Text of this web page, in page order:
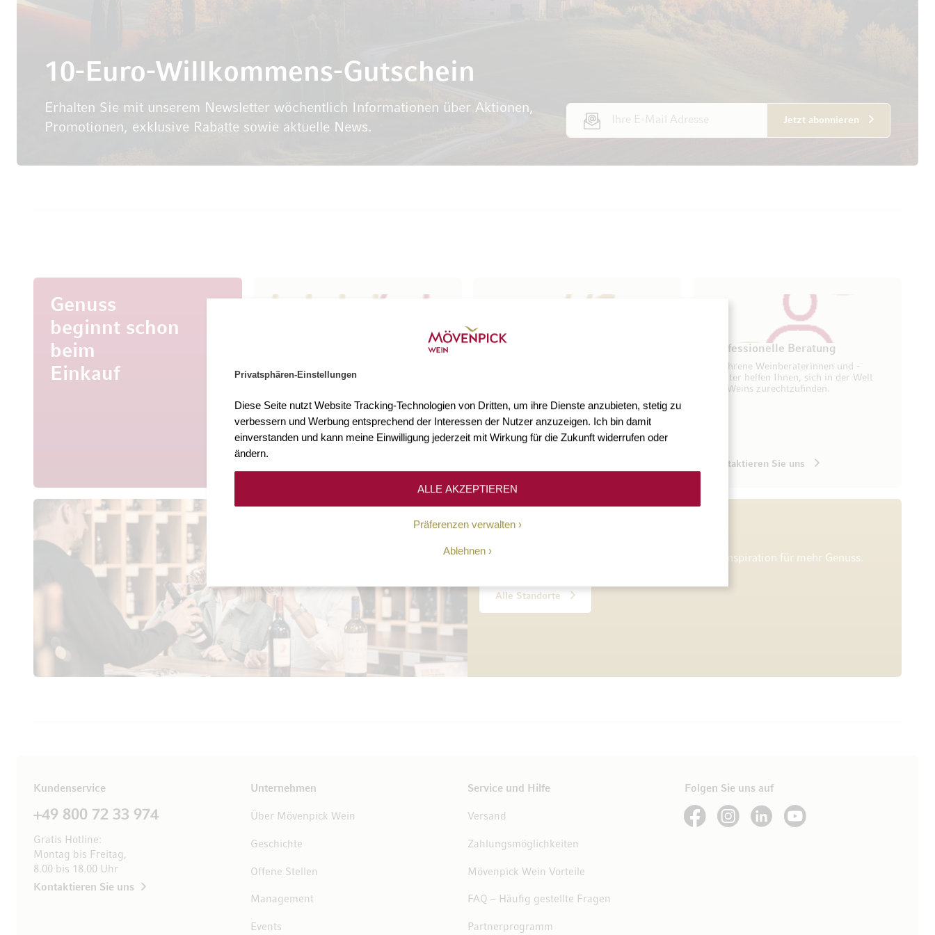
Privatsphären-Einstellungen
Diese Seite nutzt Website Tracking-Technologien von Dritten, um ihre Dienste anzubieten, stetig zu
verbessern und Werbung entsprechend der Interessen der Nutzer anzuzeigen. Ich bin damit
einverstanden und kann meine Einwilligung jederzeit mit Wirkung für die Zukunft widerrufen oder
ändern.
Präferenzen verwalten
Ablehnen
ALLE AKZEPTIEREN
10-Euro-Willkommens-Gutschein
Erhalten Sie mit unserem Newsletter wöchentlich Informationen über Aktionen,
Promotionen, exklusive Rabatte sowie aktuelle News.
E-Mail Adresse
Jetzt abonnieren
Genuss
beginnt schon
beim
Einkauf
aus aller Welt.
Professionelle Beratung
Erfahrene Weinberaterinnen und -
berater helfen Ihnen, sich in der Welt
des Weins zurechtzufinden.
Kontaktieren Sie uns
10 Standorte
Persönliche Beratung, tägliche Verkostungen und Inspiration für mehr Genuss.
Alle Standorte
Kundenservice
+49 800 72 33 974
Gratis Hotline:
Montag bis Freitag,
8.00 bis 18.00 Uhr
Kontaktieren Sie uns
Unternehmen
Über Mövenpick Wein
Geschichte
Offene Stellen
Management
Events
Service und Hilfe
Versand
Zahlungsmöglichkeiten
Mövenpick Wein Vorteile
FAQ – Häufig gestellte Fragen
Partnerprogramm
Folgen Sie uns auf
See our FacebookSee our Instagram account
See our LinkedInSee our YouTube channel